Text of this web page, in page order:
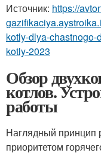
Источник: https://
kotly-dlya-
kotly-2023
Обзор
котлов.
работы
Наглядный принцип
приоритетом